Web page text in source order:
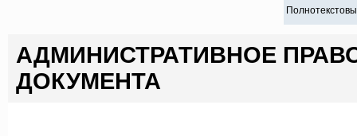
АДМИНИСТРАТИВНОЕ
ДОКУМЕНТА